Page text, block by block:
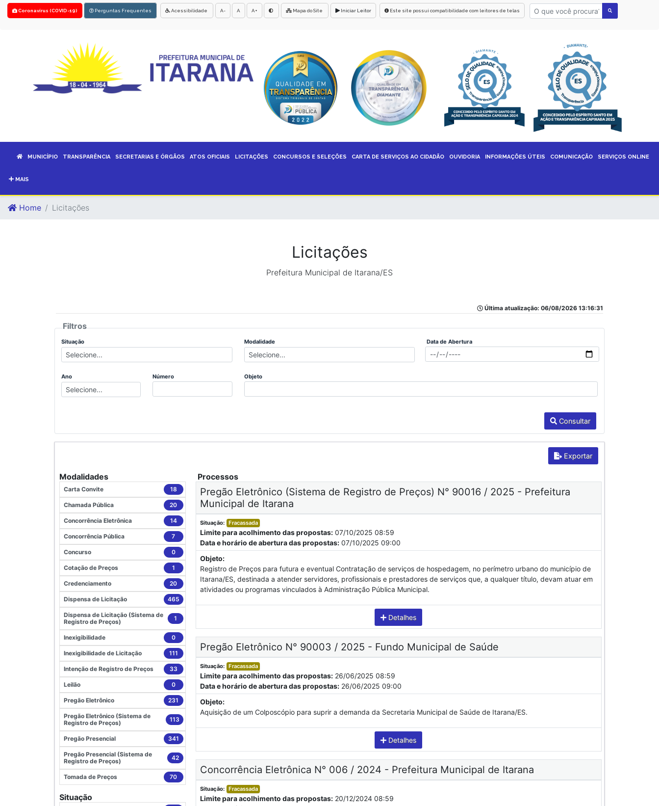
Coronavírus (COVID-19) Perguntas Frequentes Acessibilidade A- A A+ Mapa do Site Iniciar Leitor Este site possui compatibilidade com leitores de telas
MUNICÍPIO TRANSPARÊNCIA SECRETARIAS E ÓRGÃOS ATOS OFICIAIS LICITAÇÕES CONCURSOS E SELEÇÕES CARTA DE SERVIÇOS AO CIDADÃO OUVIDORIA INFORMAÇÕES ÚTEIS COMUNICAÇÃO SERVIÇOS ONLINE
MAIS
Home Licitações
Licitações
Prefeitura Municipal de Itarana/ES
Última atualização: 06/08/2026 13:16:31
Filtros
Situação Modalidade Data de Abertura
Ano Número Objeto
Consultar
Exportar
Modalidades
Carta Convite 18
Chamada Pública 20
Concorrência Eletrônica 14
Concorrência Pública 7
Concurso 0
Cotação de Preços 1
Credenciamento 20
Dispensa de Licitação 465
Dispensa de Licitação (Sistema de
Registro de Preços)
1
Inexigibilidade 0
Inexigibilidade de Licitação 111
Intenção de Registro de Preços 33
Leilão 0
Pregão Eletrônico 231
Pregão Eletrônico (Sistema de
Registro de Preços)
113
Pregão Presencial 341
Pregão Presencial (Sistema de
Registro de Preços)
42
Tomada de Preços 70
Situação
Processos
Pregão Eletrônico (Sistema de Registro de Preços) N° 90016 / 2025 - Prefeitura
Municipal de Itarana
Situação: Fracassada
Limite para acolhimento das propostas:07/10/2025 08:59
Data e horário de abertura das propostas:07/10/2025 09:00
Objeto:
Registro de Preços para futura e eventual Contratação de serviços de hospedagem, no perímetro urbano do município de
Itarana/ES, destinada a atender servidores, profissionais e prestadores de serviços que, a qualquer título, devam atuar em
atividades ou programas vinculados à Administração Pública Municipal.
Detalhes
Pregão Eletrônico N° 90003 / 2025 - Fundo Municipal de Saúde
Situação: Fracassada
Limite para acolhimento das propostas:26/06/2025 08:59
Data e horário de abertura das propostas:26/06/2025 09:00
Objeto:
Aquisição de um Colposcópio para suprir a demanda da Secretaria Municipal de Saúde de Itarana/ES.
Detalhes
Concorrência Eletrônica N° 006 / 2024 - Prefeitura Municipal de Itarana
Situação: Fracassada
Limite para acolhimento das propostas:20/12/2024 08:59